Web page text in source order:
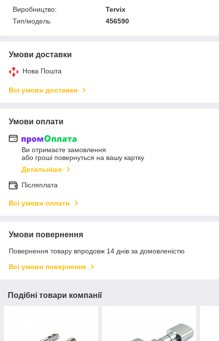
Виробництво:
Tervix
Тип/модель
456590
Умови доставки
Нова Пошта
Всі умови доставки
Умови оплати
Ви отримаєте замовлення
або гроші повернуться на вашу картку
Детальніше
Післяплата
Всі умови оплати
Умови повернення
Повернення товару впродовж 14 днів за домовленістю
Всі умови повернення
Подібні товари компанії